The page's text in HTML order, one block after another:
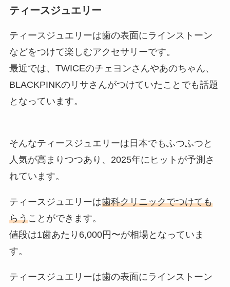
ティースジュエリー
ティースジュエリーは歯の表面にラインストーン
などをつけて楽しむアクセサリーです。
最近では、TWICEのチェヨンさんやあのちゃん、
BLACKPINKのリサさんがつけていたことでも話題
となっています。
そんなティースジュエリーは日本でもふつふつと
人気が高まりつつあり、2025年にヒットが予測さ
れています。
ティースジュエリーは歯科クリニックでつけても
らうことができます。
値段は1歯あたり6,000円〜が相場となっていま
す。
ティースジュエリーは歯の表面にラインストーン